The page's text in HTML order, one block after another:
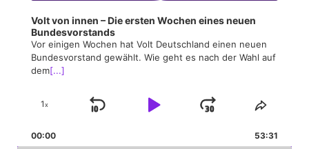
Volt von innen – Die ersten Wochen eines neuen
Bundesvorstands
Vor einigen Wochen hat Volt Deutschland einen neuen
Bundesvorstand gewählt. Wie geht es nach der Wahl auf
dem[...]
Change
Rate
1x
Skip
Play
Jump
Forward
Share
00:00 53:31